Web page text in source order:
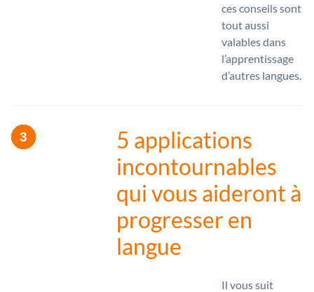
ces conseils sont
tout aussi
valables dans
l’apprentissage
d’autres langues.
5 applications
incontournables
qui vous aideront à
progresser en
langue
Il vous suit